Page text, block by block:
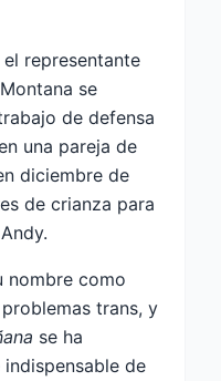
representante
se
de defensa
una pareja de
diciembre de
de crianza para
nombre como
trans, y
se ha
de